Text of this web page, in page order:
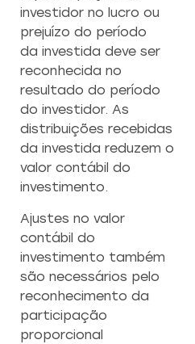
investidor no lucro ou
prejuízo do período
da investida deve ser
reconhecida no
resultado do período
do investidor. As
distribuições recebidas
da investida reduzem o
valor contábil do
investimento.
Ajustes no valor
contábil do
investimento também
são necessários pelo
reconhecimento da
participação
proporcional